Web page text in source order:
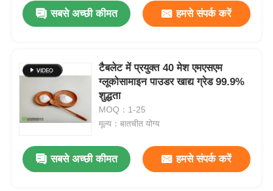
सबसे अच्छी कीमत हमसे संपर्क करें
टैबलेट में प्रयुक्त 40 मेश एमएसएम
ग्लूकोसामाइन पाउडर खाद्य ग्रेड 99.9%
शुद्धता
MOQ：1-25
मूल्य：बातचीत योग्य
सबसे अच्छी कीमत हमसे संपर्क करें